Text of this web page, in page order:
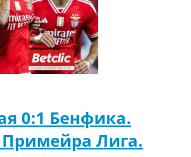
0:1 Бенфика.
Примейра Лига.